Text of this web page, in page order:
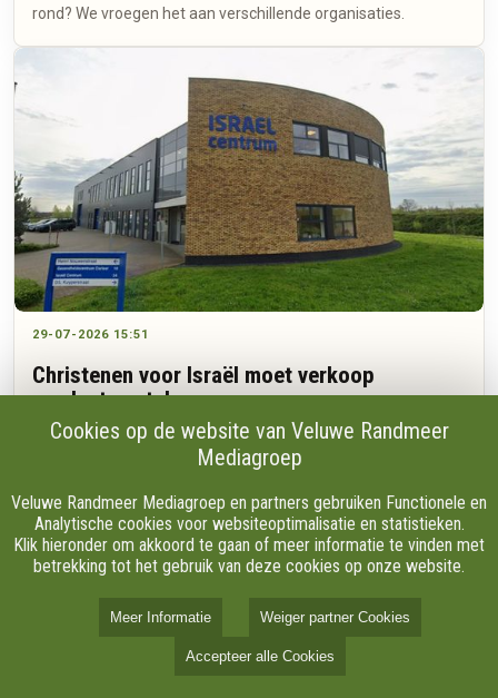
rond? We vroegen het aan verschillende organisaties.
29-07-2026 15:51
Christenen voor Israël moet verkoop
producten staken
straks uit het assortiment van de Israëlwinkel in Nijkerk
verdwijnen. Vanaf 22 september geldt een landelijk verbod op
goederen uit illegale Israëlische nederzettingen.
Cookies op de website van Veluwe Randmeer
Mediagroep
Veluwe Randmeer Mediagroep en partners gebruiken Functionele en
Analytische cookies voor websiteoptimalisatie en statistieken.
Klik hieronder om akkoord te gaan of meer informatie te vinden met
betrekking tot het gebruik van deze cookies op onze website.
Meer Informatie Weiger partner Cookies
Accepteer alle Cookies